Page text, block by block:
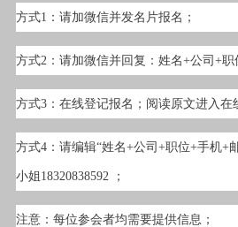
方式1：请加微信并发名片报名；
方式2：请加微信并回复：姓名+公司+
方式3：在线登记报名；阅读原文进入在
方式4：请编辑“姓名+公司+职位+手机+
小姐18320838592 ；
注意：每位参会者均需要提供信息；